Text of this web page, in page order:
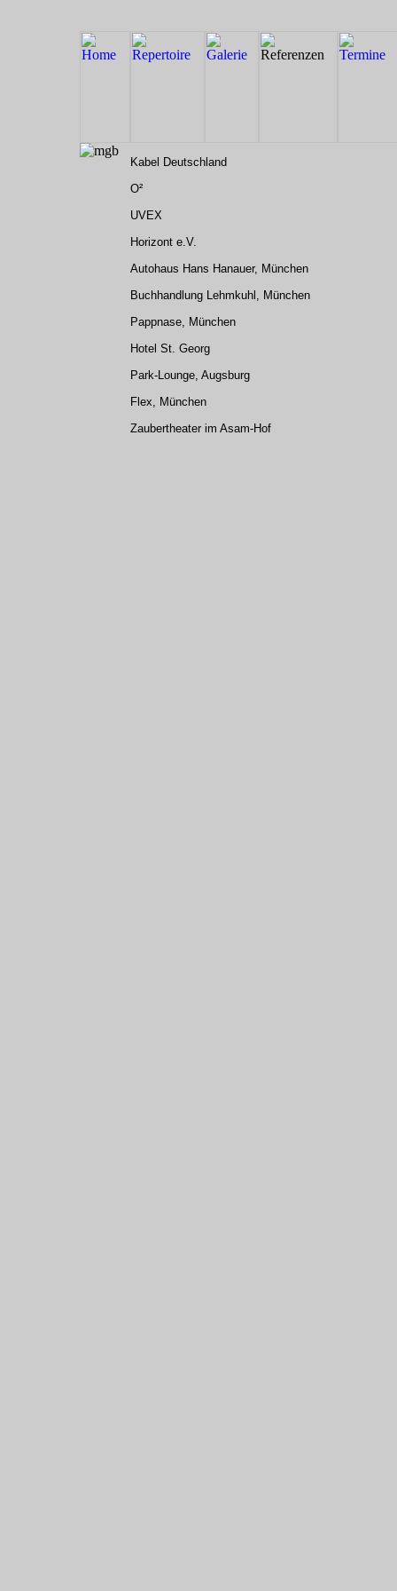
Kabel Deutschland
O²
UVEX
Horizont e.V.
Autohaus Hans Hanauer, München
Buchhandlung Lehmkuhl, München
Pappnase, München
Hotel St. Georg
Park-Lounge, Augsburg
Flex, München
Zaubertheater im Asam-Hof